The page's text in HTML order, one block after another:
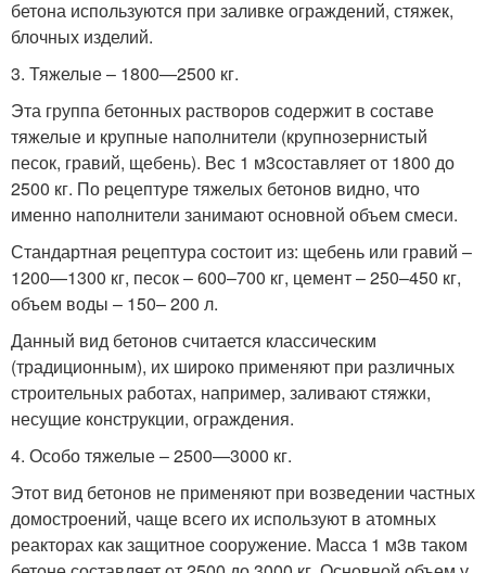
бетона используются при заливке ограждений, стяжек,
блочных изделий.
3. Тяжелые – 1800—2500 кг.
Эта группа бетонных растворов содержит в составе
тяжелые и крупные наполнители (крупнозернистый
песок, гравий, щебень). Вес 1 м3составляет от 1800 до
2500 кг. По рецептуре тяжелых бетонов видно, что
именно наполнители занимают основной объем смеси.
Стандартная рецептура состоит из: щебень или гравий –
1200—1300 кг, песок – 600–700 кг, цемент – 250–450 кг,
объем воды – 150– 200 л.
Данный вид бетонов считается классическим
(традиционным), их широко применяют при различных
строительных работах, например, заливают стяжки,
несущие конструкции, ограждения.
4. Особо тяжелые – 2500—3000 кг.
Этот вид бетонов не применяют при возведении частных
домостроений, чаще всего их используют в атомных
реакторах как защитное сооружение. Масса 1 м3в таком